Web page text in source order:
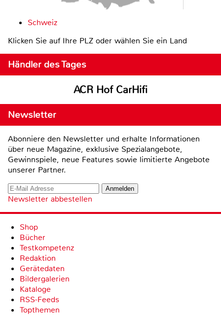
Schweiz
Klicken Sie auf Ihre PLZ oder wählen Sie ein Land
Händler des Tages
ACR Hof CarHifi
Newsletter
Abonniere den Newsletter und erhalte Informationen
über neue Magazine, exklusive Spezialangebote,
Gewinnspiele, neue Features sowie limitierte Angebote
unserer Partner.
Newsletter abbestellen
Shop
Bücher
Testkompetenz
Redaktion
Gerätedaten
Bildergalerien
Kataloge
RSS-Feeds
Topthemen